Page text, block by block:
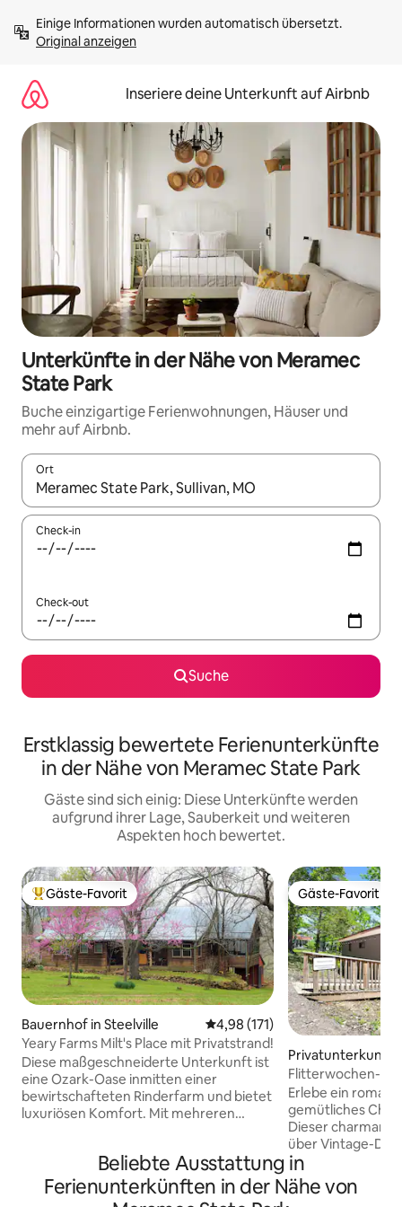
Inhalten
springenOriginal anzeigen
Inseriere deine Unterkunft auf Airbnb
Unterkünfte in der Nähe von Meramec
State Park
Buche einzigartige Ferienwohnungen, Häuser und
mehr auf Airbnb.
Ort
Wenn Ergebnisse verfügbar sind, navigiere mit den
Check-in
Check-out
Suche
Erstklassig bewertete Ferienunterkünfte
in der Nähe von Meramec State Park
Gäste sind sich einig: Diese Unterkünfte werden
aufgrund ihrer Lage, Sauberkeit und weiteren
Aspekten hoch bewertet.
Beliebter Gäste-Favorit.
Gäste-Favorit
Bauernhof in Steelville Durchschnittliche Bewertung:
4,98 (171)
Yeary Farms Milt's Place mit Privatstrand!
Diese maßgeschneiderte Unterkunft ist
eine Ozark-Oase inmitten einer
bewirtschafteten Rinderfarm und bietet
luxuriösen Komfort. Mit mehreren
perfekte Rückzugsort für romantische
Rückzugsorte, Familie und Freunde, um
sich zu entspannen und Erinnerungen
Gäste-Favorit
Gäste-Favorit
Privatunterkunft
Flitterwochen-
im Wald
Erlebe ein
gemütliches
Dieser
über Vintage-
angenehmen
Entspanne dich
Beliebte Ausstattung in
Ferienunterkünften in der Nähe von